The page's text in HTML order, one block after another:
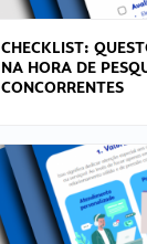
CHECKLIST:
NA HORA DE
CONCORRENTES